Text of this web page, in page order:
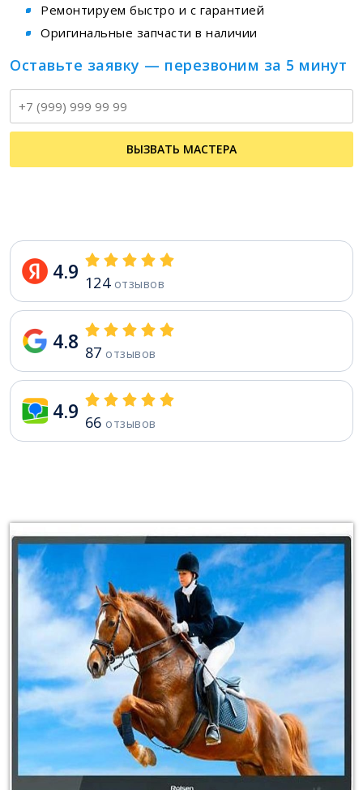
Ремонтируем быстро и с гарантией
Оригинальные запчасти в наличии
Оставьте заявку — перезвоним за 5 минут
ВЫЗВАТЬ МАСТЕРА
4.9 124отзывов
4.8 87 отзывов
4.9 66 отзывов